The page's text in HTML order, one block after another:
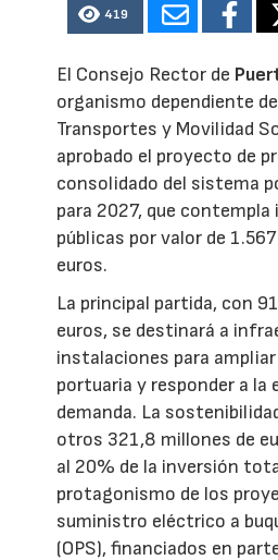
419
El Consejo Rector de
organismo dependiente
Transportes y Movilidad
aprobado el proyecto de
consolidado del sistema
para 2027, que contempla
públicas por valor de
euros.
La principal partida, con
euros, se destinará a
instalaciones para ampliar
portuaria y responder a la
demanda. La
otros 321,8 millones de
al 20% de la inversión
protagonismo de los
suministro eléctrico a
(OPS), financiados en